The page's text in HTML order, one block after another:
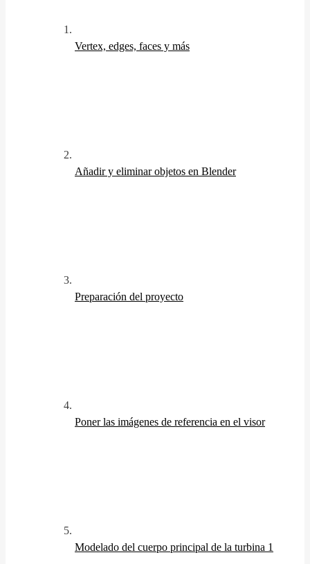
Vertex, edges, faces y más
Añadir y eliminar objetos en Blender
Preparación del proyecto
Poner las imágenes de referencia en el visor
Modelado del cuerpo principal de la turbina 1